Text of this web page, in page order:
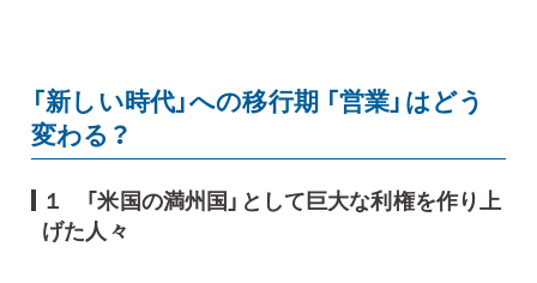
「新しい時代」への移行期 「営業」はどう
変わる？
１ 「米国の満州国」として巨大な利権を作り上
げた人々